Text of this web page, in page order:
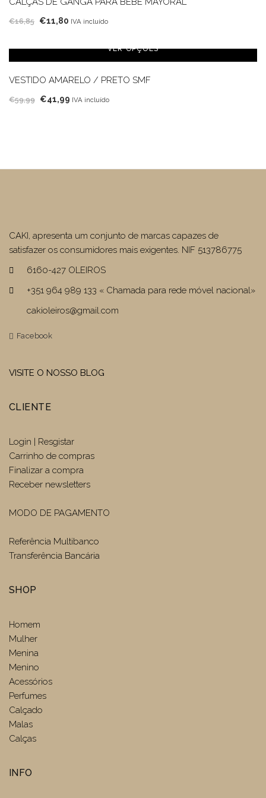
€16,85 O
original
era:
€16,85.
€11,80 O
atual
é:
€11,80.
IVA incluído
VER OPÇÕES
VESTIDO AMARELO / PRETO SMF
€59,99 O
€41,99 O
IVA incluído
CAKI, apresenta um conjunto de marcas capazes de
satisfazer os consumidores mais exigentes. NIF 513786775
6160-427 OLEIROS
+351 964 989 133 « Chamada para rede móvel nacional»
cakioleiros@gmail.com
Facebook
VISITE O NOSSO BLOG
CLIENTE
Login | Resgistar
Carrinho de compras
Finalizar a compra
Receber newsletters
MODO DE PAGAMENTO
Referência Multibanco
Transferência Bancária
SHOP
Homem
Mulher
Menina
Menino
Acessórios
Perfumes
Calçado
Malas
Calças
INFO